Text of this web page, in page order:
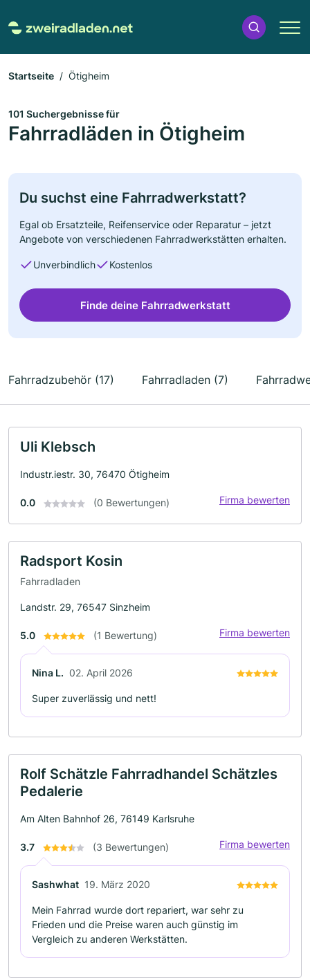
Startseite Ötigheim
101 Suchergebnisse für
Fahrradläden in Ötigheim
Du suchst eine Fahrradwerkstatt?
Egal ob Ersatzteile, Reifenservice oder Reparatur – jetzt
Angebote von verschiedenen Fahrradwerkstätten erhalten.
Unverbindlich Kostenlos
Finde deine Fahrradwerkstatt
Fahrradzubehör (17) Fahrradladen (7)
Uli Klebsch
Industr.iestr. 30, 76470 Ötigheim
0.0 (0 Bewertungen) Firma bewerten
Radsport Kosin
Fahrradladen
Landstr. 29, 76547 Sinzheim
5.0 (1 Bewertung) Firma bewerten
Nina L. 02. April 2026
Super zuverlässig und nett!
Rolf Schätzle Fahrradhandel Schätzles
Pedalerie
Am Alten Bahnhof 26, 76149 Karlsruhe
3.7 (3 Bewertungen) Firma bewerten
Sashwhat 19. März 2020
Mein Fahrrad wurde dort repariert, war sehr zu
Frieden und die Preise waren auch günstig im
Vergleich zu anderen Werkstätten.